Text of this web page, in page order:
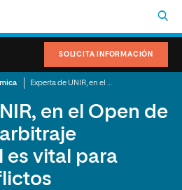
SOLICITA INFORMACIÓN
en el Open de
vital para